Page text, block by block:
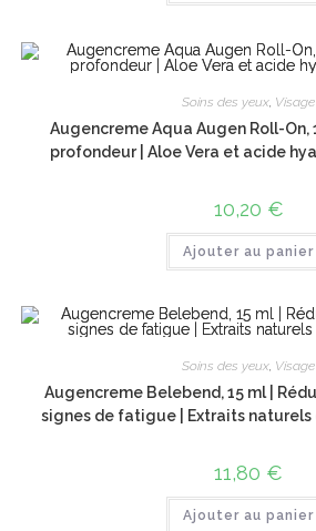
Soins des yeux, Visage
Augencreme Aqua Augen Roll-On,
profondeur | Aloe Vera et acide
10,20 €
Ajouter au panier
Soins des yeux, Visage
Augencreme Belebend, 15 ml |
signes de fatigue | Extraits naturels
11,80 €
Ajouter au panier